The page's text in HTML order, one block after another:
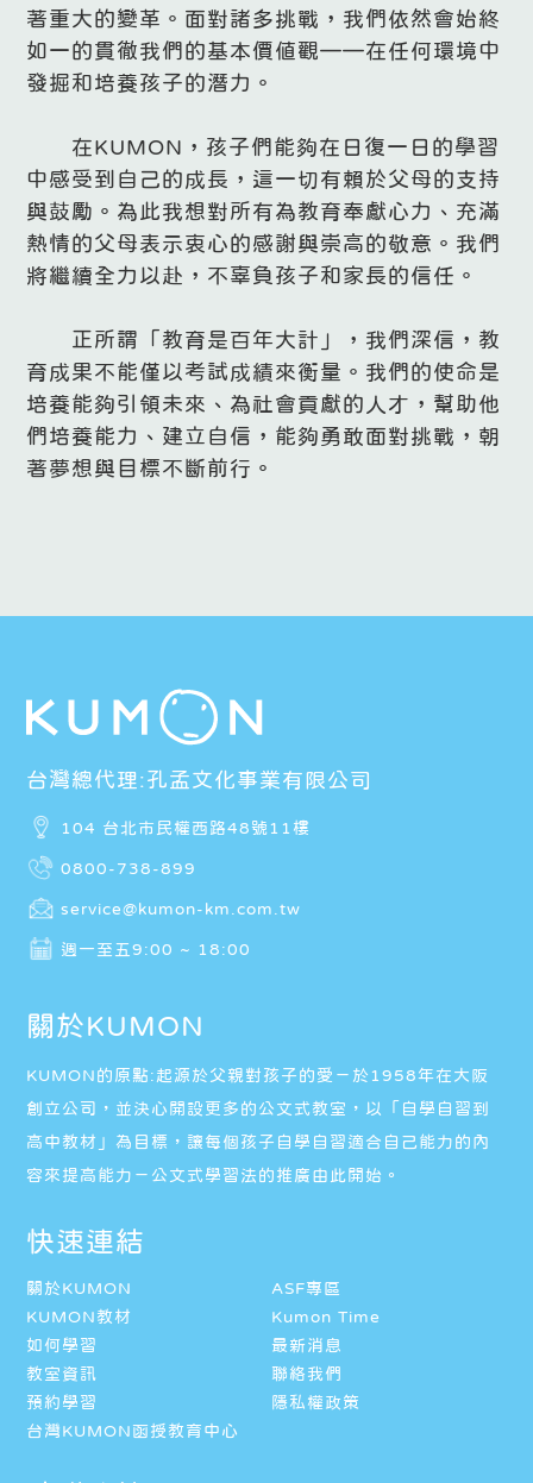
著重大的變革。面對諸多挑戰，我們依然會始終
如一的貫徹我們的基本價值觀——在任何環境中
發掘和培養孩子的潛力。
在KUMON，孩子們能夠在日復一日的學習
中感受到自己的成長，這一切有賴於父母的支持
與鼓勵。為此我想對所有為教育奉獻心力、充滿
熱情的父母表示衷心的感謝與崇高的敬意。我們
將繼續全力以赴，不辜負孩子和家長的信任。
正所謂「教育是百年大計」，我們深信，教
育成果不能僅以考試成績來衡量。我們的使命是
培養能夠引領未來、為社會貢獻的人才，幫助他
們培養能力、建立自信，能夠勇敢面對挑戰，朝
著夢想與目標不斷前行。
台灣總代理:孔孟文化事業有限公司
104 台北市民權西路48號11樓
0800-738-899
service@kumon-km.com.tw
週一至五9:00 ~ 18:00
關於KUMON
KUMON的原點:起源於父親對孩子的愛－於1958年在大阪
創立公司，並決心開設更多的公文式教室，以「自學自習到
高中教材」為目標，讓每個孩子自學自習適合自己能力的內
容來提高能力－公文式學習法的推廣由此開始。
快速連結
關於KUMON
ASF專區
KUMON教材
Kumon Time
如何學習
最新消息
教室資訊
聯絡我們
預約學習
隱私權政策
台灣KUMON函授教育中心